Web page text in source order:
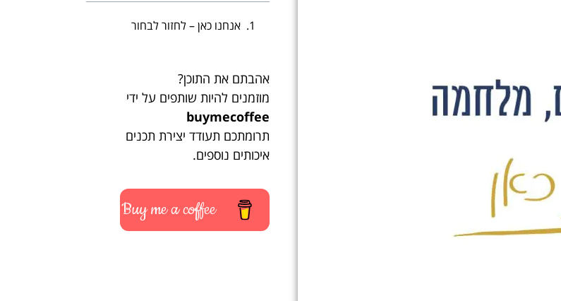
אנחנו כאן – לחזור לבחור
אהבתם את התוכן?
מוזמנים להיות שותפים על ידי
buymecoffee
תרומתכם תעודד יצירת תכנים
איכותים נוספים.
Buy me a coffee